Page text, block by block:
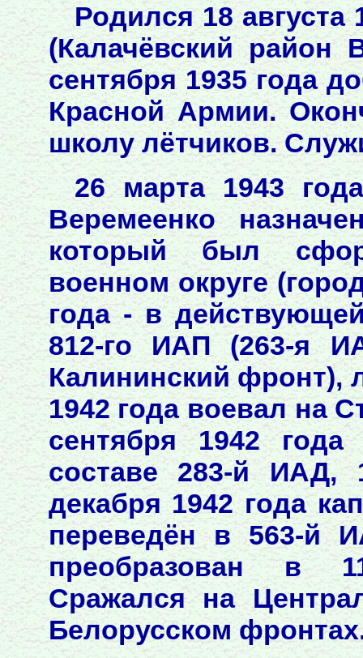
Родился 18 августа
(Калачёвский район
сентября 1935 года
Красной Армии.
школу лётчиков.
26 марта 1943
Веремеенко
который был
военном округе
года - в
812-го ИАП (263-я
Калининский фронт),
1942 года воевал на
сентября 1942
составе 283-й ИАД,
декабря 1942 года
переведён в 563-й
преобразован в
Сражался на
Белорусском